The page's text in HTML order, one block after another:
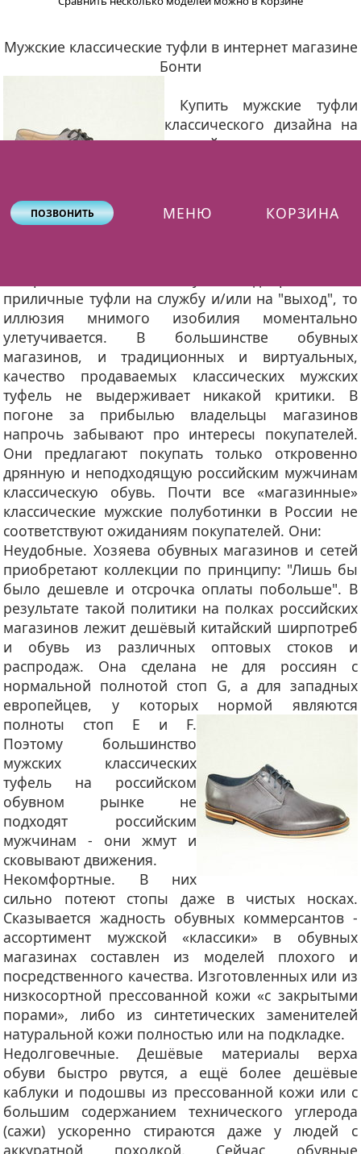
ПОЗВОНИТЬ МЕНЮ КОРЗИНА
Мужские классические туфли в интернет магазине
Бонти
Купить мужские туфли
классического дизайна на
первый взгляд не сложно -
представлены всегда и в
приличные туфли на службу и/или на "выход", то
иллюзия мнимого изобилия моментально
улетучивается. В большинстве обувных
магазинов, и традиционных и виртуальных,
качество продаваемых классических мужских
туфель не выдерживает никакой критики. В
погоне за прибылью владельцы магазинов
напрочь забывают про интересы покупателей.
Они предлагают покупать только откровенно
дрянную и неподходящую российским мужчинам
классическую обувь. Почти все «магазинные»
классические мужские полуботинки в России не
соответствуют ожиданиям покупателей. Они:
Неудобные. Хозяева обувных магазинов и сетей
приобретают коллекции по принципу: "Лишь бы
было дешевле и отсрочка оплаты побольше". В
результате такой политики на полках российских
магазинов лежит дешёвый китайский ширпотреб
и обувь из различных оптовых стоков и
распродаж. Она сделана не для россиян с
нормальной полнотой стоп G, а для западных
европейцев, у которых нормой являются
полноты стоп E и F.
Поэтому большинство
мужских классических
туфель на российском
обувном рынке не
подходят российским
мужчинам - они жмут и
сковывают движения.
Некомфортные. В них
сильно потеют стопы даже в чистых носках.
Сказывается жадность обувных коммерсантов -
ассортимент мужской «классики» в обувных
магазинах составлен из моделей плохого и
посредственного качества. Изготовленных или из
низкосортной прессованной кожи «с закрытыми
порами», либо из синтетических заменителей
натуральной кожи полностью или на подкладке.
Недолговечные. Дешёвые материалы верха
обуви быстро рвутся, а ещё более дешёвые
каблуки и подошвы из прессованной кожи или с
большим содержанием технического углерода
(сажи) ускоренно стираются даже у людей с
аккуратной походкой. Сейчас обувные